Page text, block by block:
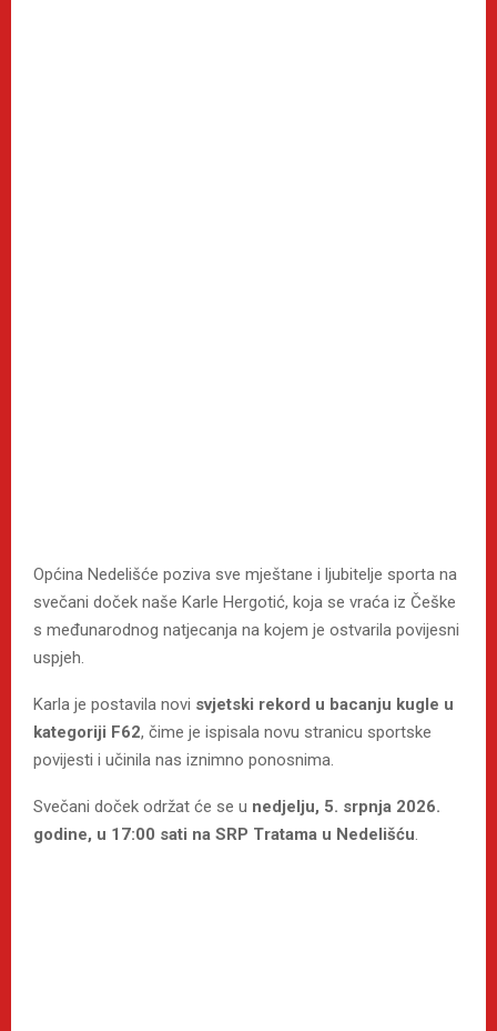
Općina Nedelišće poziva sve mještane i ljubitelje sporta na
svečani doček naše Karle Hergotić, koja se vraća iz Češke
s međunarodnog natjecanja na kojem je ostvarila povijesni
uspjeh.
Karla je postavila novi svjetski rekord u bacanju kugle u
kategoriji F62, čime je ispisala novu stranicu sportske
povijesti i učinila nas iznimno ponosnima.
Svečani doček održat će se u nedjelju, 5. srpnja 2026.
godine, u 17:00 sati na SRP Tratama u Nedelišću.